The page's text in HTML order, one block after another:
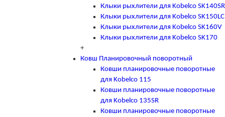
Клыки рыхлители для Kobelco SK140SR
Клыки рыхлители для Kobelco SK150LC
Клыки рыхлители для Kobelco SK160V
Клыки рыхлители для Kobelco SK170
+
Ковш Планировочный поворотный
Ковши планировочные поворотные
для Kobelco 115
Ковши планировочные поворотные
для Kobelco 135SR
Ковши планировочные поворотные